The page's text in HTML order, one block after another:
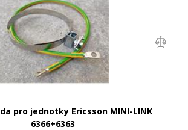
pro jednotky Ericsson MINI-LINK
6366+6363